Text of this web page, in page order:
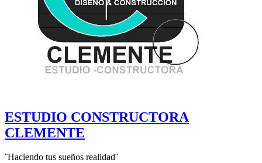
ESTUDIO CONSTRUCTORA
CLEMENTE
¨Haciendo tus sueños realidad¨